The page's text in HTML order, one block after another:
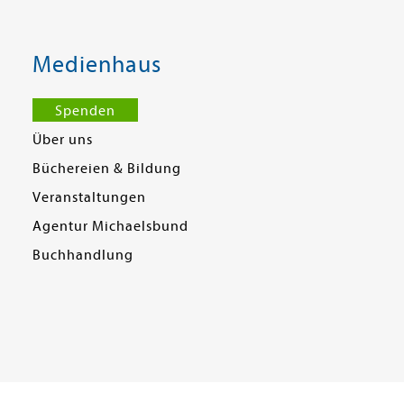
Medienhaus
Spenden
Über uns
Büchereien & Bildung
Veranstaltungen
Agentur Michaelsbund
Buchhandlung